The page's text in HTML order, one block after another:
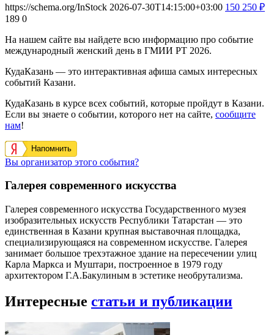
https://schema.org/InStock 2026-07-30T14:15:00+03:00 150 250 ₽
189 0
На нашем сайте вы найдете всю информацию про событие
международный женский день в ГМИИ РТ 2026.
КудаКазань — это интерактивная афиша самых интересных
событий Казани.
КудаКазань в курсе всех событий, которые пройдут в Казани.
Если вы знаете о событии, которого нет на сайте, сообщите
нам!
Напомнить
Вы организатор этого события?
Галерея современного искусства
Галерея современного искусства Государственного музея
изобразительных искусств Республики Татарстан — это
единственная в Казани крупная выставочная площадка,
специализирующаяся на современном искусстве. Галерея
занимает большое трехэтажное здание на пересечении улиц
Карла Маркса и Муштари, построенное в 1979 году
архитектором Г.А.Бакулиным в эстетике необрутализма.
Интересные статьи и публикации